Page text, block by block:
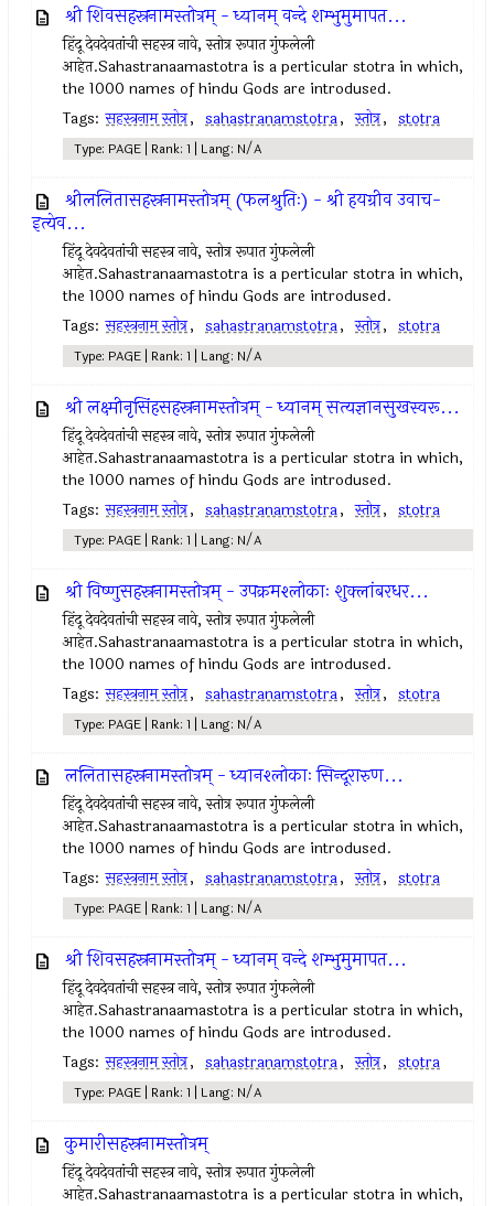
श्री शिवसहस्रनामस्तोत्रम् - ध्यानम् वन्दे शम्भुमुमापत...
हिंदू देवदेवतांची सहस्त्र नावे, स्तोत्र रूपात गुंफलेली
आहेत.Sahastranaamastotra is a perticular stotra in which,
the 1000 names of hindu Gods are introdused.
Tags: सहस्त्रनाम स्तोत्र, sahastranamstotra, स्तोत्र, stotra
Type: PAGE | Rank: 1 | Lang: N/A
श्रीललितासहस्रनामस्तोत्रम् (फलश्रुतिः) - श्री हयग्रीव उवाच-
इत्येव...
हिंदू देवदेवतांची सहस्त्र नावे, स्तोत्र रूपात गुंफलेली
आहेत.Sahastranaamastotra is a perticular stotra in which,
the 1000 names of hindu Gods are introdused.
Tags: सहस्त्रनाम स्तोत्र, sahastranamstotra, स्तोत्र, stotra
Type: PAGE | Rank: 1 | Lang: N/A
श्री लक्ष्मीनृसिंहसहस्रनामस्तोत्रम् - ध्यानम् सत्यज्ञानसुखस्वरू...
हिंदू देवदेवतांची सहस्त्र नावे, स्तोत्र रूपात गुंफलेली
आहेत.Sahastranaamastotra is a perticular stotra in which,
the 1000 names of hindu Gods are introdused.
Tags: सहस्त्रनाम स्तोत्र, sahastranamstotra, स्तोत्र, stotra
Type: PAGE | Rank: 1 | Lang: N/A
श्री विष्णुसहस्रनामस्तोत्रम् - उपक्रमश्लोकाः शुक्लांबरधर...
हिंदू देवदेवतांची सहस्त्र नावे, स्तोत्र रूपात गुंफलेली
आहेत.Sahastranaamastotra is a perticular stotra in which,
the 1000 names of hindu Gods are introdused.
Tags: सहस्त्रनाम स्तोत्र, sahastranamstotra, स्तोत्र, stotra
Type: PAGE | Rank: 1 | Lang: N/A
ललितासहस्रनामस्तोत्रम् - ध्यानश्लोकाः सिन्दूरारुण...
हिंदू देवदेवतांची सहस्त्र नावे, स्तोत्र रूपात गुंफलेली
आहेत.Sahastranaamastotra is a perticular stotra in which,
the 1000 names of hindu Gods are introdused.
Tags: सहस्त्रनाम स्तोत्र, sahastranamstotra, स्तोत्र, stotra
Type: PAGE | Rank: 1 | Lang: N/A
श्री शिवसहस्रनामस्तोत्रम् - ध्यानम् वन्दे शम्भुमुमापत...
हिंदू देवदेवतांची सहस्त्र नावे, स्तोत्र रूपात गुंफलेली
आहेत.Sahastranaamastotra is a perticular stotra in which,
the 1000 names of hindu Gods are introdused.
Tags: सहस्त्रनाम स्तोत्र, sahastranamstotra, स्तोत्र, stotra
Type: PAGE | Rank: 1 | Lang: N/A
कुमारीसहस्रनामस्तोत्रम्
हिंदू देवदेवतांची सहस्त्र नावे, स्तोत्र रूपात गुंफलेली
आहेत.Sahastranaamastotra is a perticular stotra in which,